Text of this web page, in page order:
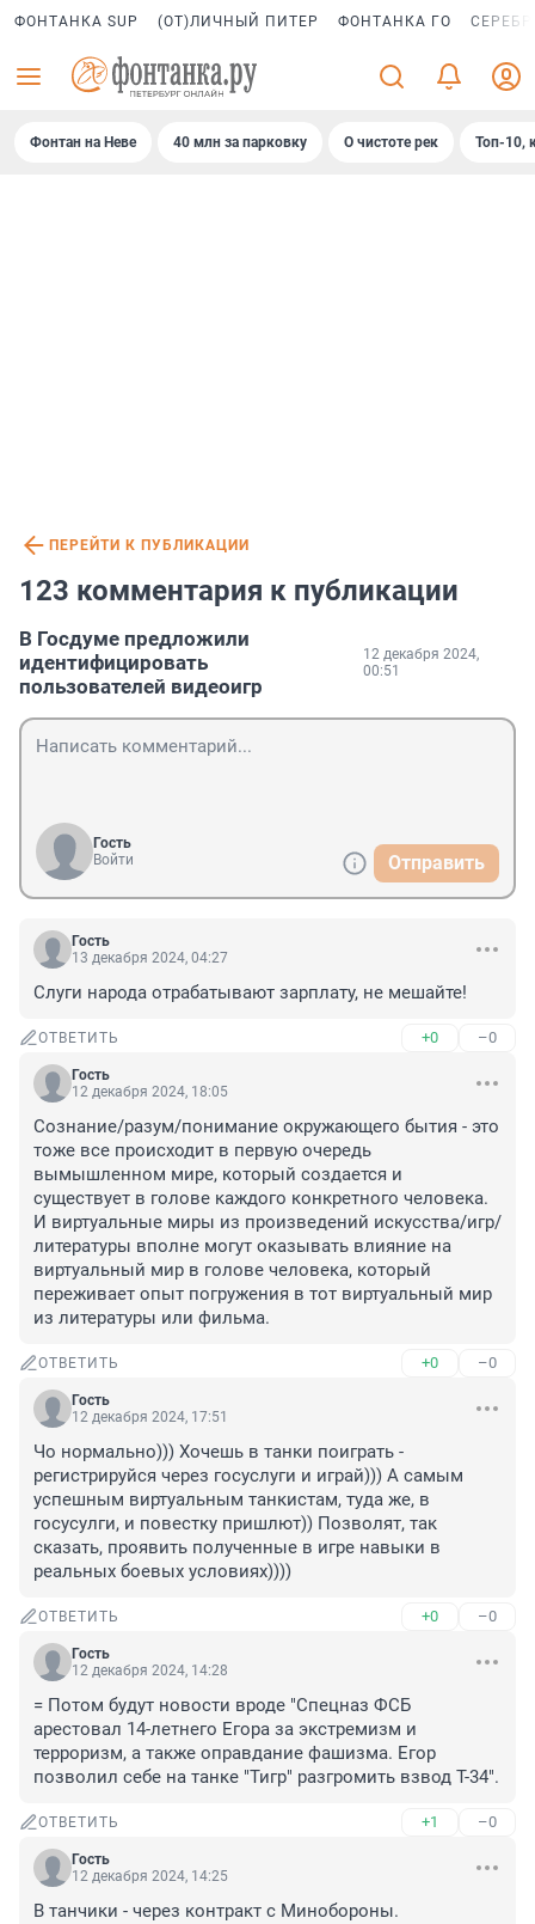
ФОНТАНКА SUP (ОТ)ЛИЧНЫЙ ПИТЕР ФОНТАНКА ГО
Фонтан на Неве 40 млн за парковку О чистоте рек Топ-10,
ПЕРЕЙТИ К ПУБЛИКАЦИИ
123 комментария к публикации
В Госдуме предложили
идентифицировать
пользователей видеоигр
12 декабря 2024,
00:51
Гость
Войти
Отправить
Гость
13 декабря 2024, 04:27
Слуги народа отрабатывают зарплату, не мешайте!
ОТВЕТИТЬ +0 –0
Гость
12 декабря 2024, 18:05
Сознание/разум/понимание окружающего бытия - это
тоже все происходит в первую очередь
вымышленном мире, который создается и
существует в голове каждого конкретного человека.
И виртуальные миры из произведений искусства/игр/
литературы вполне могут оказывать влияние на
виртуальный мир в голове человека, который
переживает опыт погружения в тот виртуальный мир
из литературы или фильма.
ОТВЕТИТЬ +0 –0
Гость
12 декабря 2024, 17:51
Чо нормально))) Хочешь в танки поиграть -
регистрируйся через госуслуги и играй))) А самым
успешным виртуальным танкистам, туда же, в
госусулги, и повестку пришлют)) Позволят, так
сказать, проявить полученные в игре навыки в
реальных боевых условиях))))
ОТВЕТИТЬ +0 –0
Гость
12 декабря 2024, 14:28
= Потом будут новости вроде "Спецназ ФСБ
арестовал 14-летнего Егора за экстремизм и
терроризм, а также оправдание фашизма. Егор
позволил себе на танке "Тигр" разгромить взвод Т-34".
ОТВЕТИТЬ +1 –0
Гость
12 декабря 2024, 14:25
В танчики - через контракт с Минобороны.